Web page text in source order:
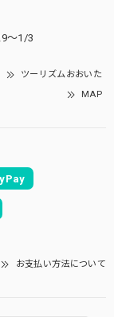
～1/3
ツーリズムおおいた
MAP
お支払い方法について